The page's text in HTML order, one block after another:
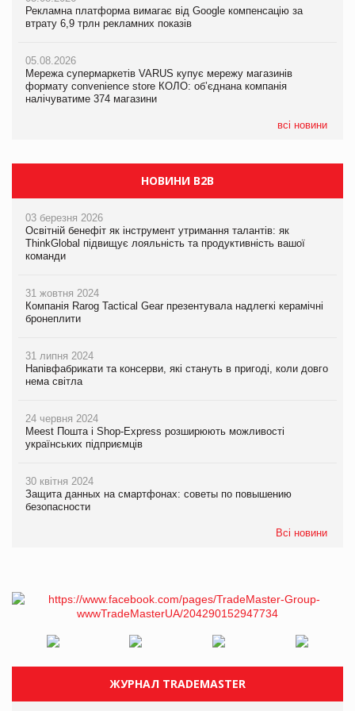
Рекламна платформа вимагає від Google компенсацію за
втрату 6,9 трлн рекламних показів
05.08.2026
Мережа супермаркетів VARUS купує мережу магазинів
формату convenience store КОЛО: об’єднана компанія
налічуватиме 374 магазини
всі новини
05.08.2026
Сергій Лісунов про заморожені хлібобулочні вироби на
04.08.2026
Через атаку РФ у Дніпрі пошкоджено склад шоколаду
Millennium
Рекламна платформа вимагає від Google компенсацію за
втрату 6,9 трлн рекламних показів
05.08.2026
Adidas витратила понад $1 млрд на маркетинг за квартал
НОВИНИ B2B
03 березня 2026
Освітній бенефіт як інструмент утримання талантів: як
ThinkGlobal підвищує лояльність та продуктивність вашої
команди
31 жовтня 2024
Компанія Rarog Tactical Gear презентувала надлегкі керамічні
бронеплити
31 липня 2024
Напівфабрикати та консерви, які стануть в пригоді, коли довго
нема світла
24 червня 2024
Meest Пошта і Shop-Express розширюють можливості
українських підприємців
30 квітня 2024
Защита данных на смартфонах: советы по повышению
безопасности
Всі новини
ЖУРНАЛ TRADEMASTER